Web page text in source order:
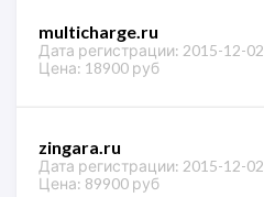
multicharge.ru
Дата регистрации: 2015-12-02
Цена: 18900 руб
zingara.ru
Дата регистрации: 2015-12-02
Цена: 89900 руб